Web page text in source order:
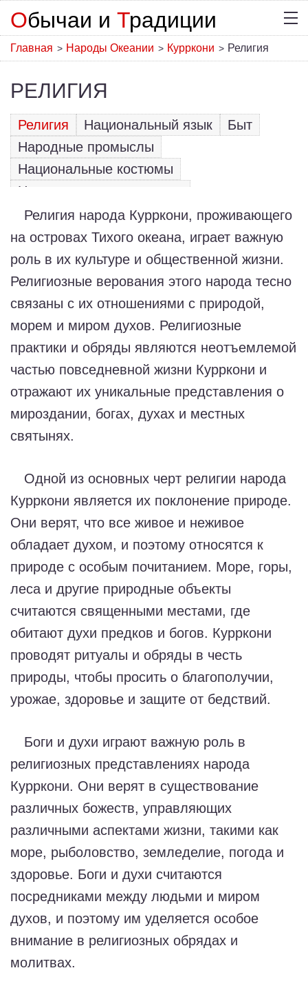
Обычаи и Традиции
Главная > Народы Океании > Курркони > Религия
РЕЛИГИЯ
Религия Национальный язык
Быт
Народные промыслы
Национальные костюмы
Национальные праздники
Традиционная кухня
Фольклор
Религия народа Курркони, проживающего
на островах Тихого океана, играет важную
роль в их культуре и общественной жизни.
Религиозные верования этого народа тесно
связаны с их отношениями с природой,
морем и миром духов. Религиозные
практики и обряды являются неотъемлемой
частью повседневной жизни Курркони и
отражают их уникальные представления о
мироздании, богах, духах и местных
святынях.
Одной из основных черт религии народа
Курркони является их поклонение природе.
Они верят, что все живое и неживое
обладает духом, и поэтому относятся к
природе с особым почитанием. Море, горы,
леса и другие природные объекты
считаются священными местами, где
обитают духи предков и богов. Курркони
проводят ритуалы и обряды в честь
природы, чтобы просить о благополучии,
урожае, здоровье и защите от бедствий.
Боги и духи играют важную роль в
религиозных представлениях народа
Курркони. Они верят в существование
различных божеств, управляющих
различными аспектами жизни, такими как
море, рыболовство, земледелие, погода и
здоровье. Боги и духи считаются
посредниками между людьми и миром
духов, и поэтому им уделяется особое
внимание в религиозных обрядах и
молитвах.